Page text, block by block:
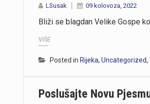
LSusak 09 kolovoza, 2022
Bliži se blagdan Velike Gospe
VIŠE
Posted in Rijeka, Uncategorized,
Poslušajte Novu